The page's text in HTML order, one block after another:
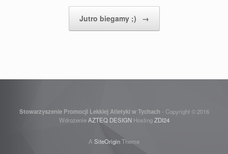
Jutro biegamy ;) →
Stowarzyszenie Promocji Lekkiej Atletyki w Tychach - Copyright © 2016
WdrożenieAZTEQ DESIGNHostingZDI24
A SiteOriginTheme